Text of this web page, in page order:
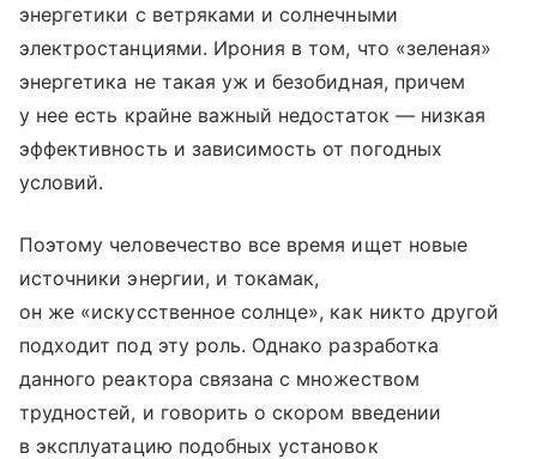
энергетики с ветряками и солнечными
электростанциями. Ирония в том, что «зеленая»
энергетика не такая уж и безобидная, причем
у нее есть крайне важный недостаток — низкая
эффективность и зависимость от погодных
условий.
Поэтому человечество все время ищет новые
источники энергии, и токамак,
он же «искусственное солнце», как никто другой
подходит под эту роль. Однако разработка
данного реактора связана с множеством
трудностей, и говорить о скором введении
в эксплуатацию подобных установок